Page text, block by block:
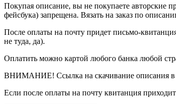
Покупая описание, вы не покупаете авторские
фейсбука) запрещена. Вязать на заказ по
После оплаты на почту придет письмо-
не туда, да).
Оплатить можно картой любого банка любой
ВНИМАНИЕ! Ссылка на скачивание описания в
Если после оплаты на почту квитанция